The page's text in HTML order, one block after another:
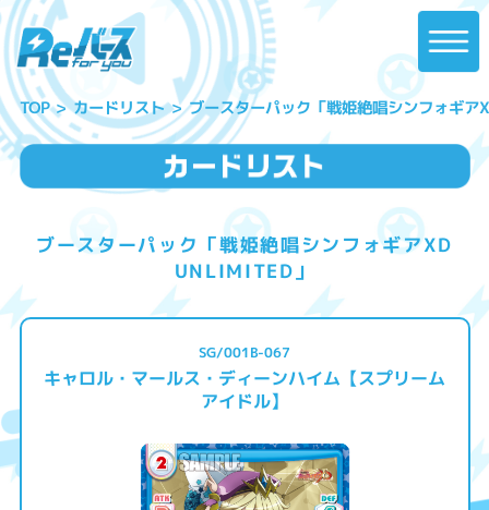
TOP カードリスト ブースターパック「戦姫絶唱シンフォギア
ブースターパック「戦姫絶唱シンフォギアXD
UNLIMITED」
SG/001B-067
キャロル・マールス・ディーンハイム【スプリーム
アイドル】